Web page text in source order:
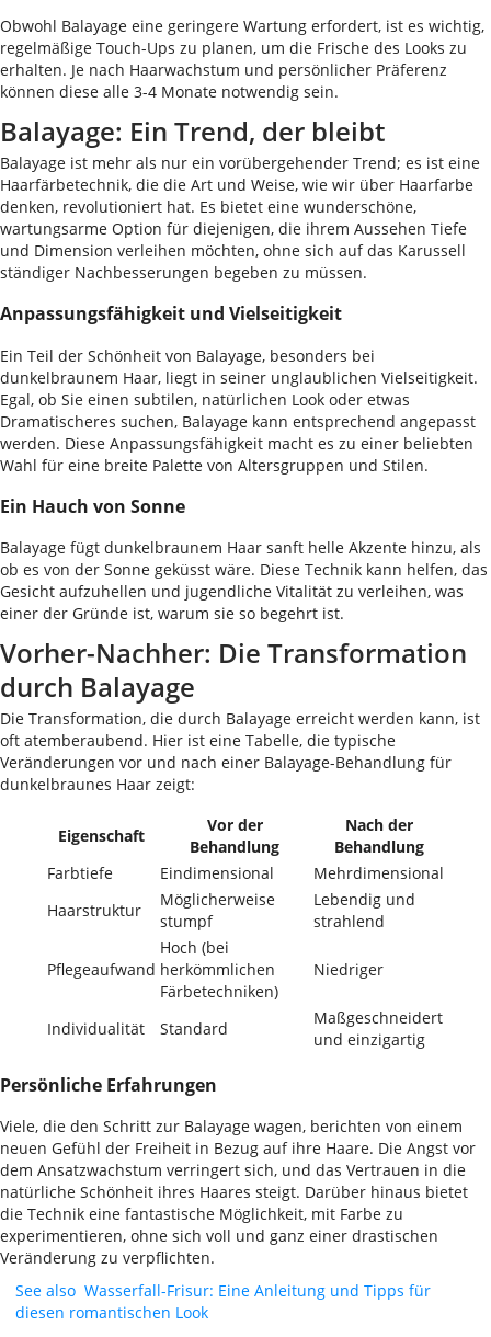
Obwohl Balayage eine geringere Wartung erfordert, ist es wichtig,
regelmäßige Touch-Ups zu planen, um die Frische des Looks zu
erhalten. Je nach Haarwachstum und persönlicher Präferenz
können diese alle 3-4 Monate notwendig sein.
Balayage: Ein Trend, der bleibt
Balayage ist mehr als nur ein vorübergehender Trend; es ist eine
Haarfärbetechnik, die die Art und Weise, wie wir über Haarfarbe
denken, revolutioniert hat. Es bietet eine wunderschöne,
wartungsarme Option für diejenigen, die ihrem Aussehen Tiefe
und Dimension verleihen möchten, ohne sich auf das Karussell
ständiger Nachbesserungen begeben zu müssen.
Anpassungsfähigkeit und Vielseitigkeit
Ein Teil der Schönheit von Balayage, besonders bei
dunkelbraunem Haar, liegt in seiner unglaublichen Vielseitigkeit.
Egal, ob Sie einen subtilen, natürlichen Look oder etwas
Dramatischeres suchen, Balayage kann entsprechend angepasst
werden. Diese Anpassungsfähigkeit macht es zu einer beliebten
Wahl für eine breite Palette von Altersgruppen und Stilen.
Ein Hauch von Sonne
Balayage fügt dunkelbraunem Haar sanft helle Akzente hinzu, als
ob es von der Sonne geküsst wäre. Diese Technik kann helfen, das
Gesicht aufzuhellen und jugendliche Vitalität zu verleihen, was
einer der Gründe ist, warum sie so begehrt ist.
Vorher-Nachher: Die Transformation
durch Balayage
Die Transformation, die durch Balayage erreicht werden kann, ist
oft atemberaubend. Hier ist eine Tabelle, die typische
Veränderungen vor und nach einer Balayage-Behandlung für
dunkelbraunes Haar zeigt:
Eigenschaft
Vor der
Behandlung
Nach der
Behandlung
Farbtiefe
Eindimensional
Mehrdimensional
Haarstruktur
Möglicherweise
stumpf
Lebendig und
strahlend
Pflegeaufwand
Hoch (bei
herkömmlichen
Färbetechniken)
Niedriger
Individualität Standard
Maßgeschneidert
und einzigartig
Persönliche Erfahrungen
Viele, die den Schritt zur Balayage wagen, berichten von einem
neuen Gefühl der Freiheit in Bezug auf ihre Haare. Die Angst vor
dem Ansatzwachstum verringert sich, und das Vertrauen in die
natürliche Schönheit ihres Haares steigt. Darüber hinaus bietet
die Technik eine fantastische Möglichkeit, mit Farbe zu
experimentieren, ohne sich voll und ganz einer drastischen
Veränderung zu verpflichten.
See also Wasserfall-Frisur: Eine Anleitung und Tipps für
diesen romantischen Look